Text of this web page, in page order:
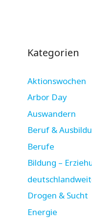
Kategorien
Aktionswochen
Arbor Day
Auswandern
Beruf &
Berufe
Bildung –
Drogen & Sucht
Energie